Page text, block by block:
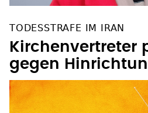
TODESSTRAFE IM IRAN
Kirchenvertreter
gegen